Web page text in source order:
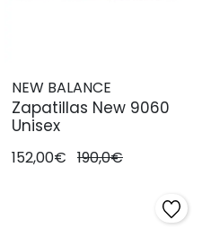
NEW BALANCE
Zapatillas New 9060
Unisex
152,00€ 190,0€